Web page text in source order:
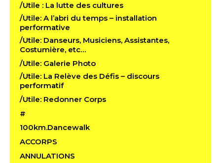
/Utile : La lutte des cultures
/Utile: A l’abri du temps – installation
performative
/Utile: Danseurs, Musiciens, Assistantes,
Costumière, etc…
/Utile: Galerie Photo
/Utile: La Relève des Défis – discours
performatif
/Utile: Redonner Corps
#
100km.Dancewalk
ACCORPS
ANNULATIONS